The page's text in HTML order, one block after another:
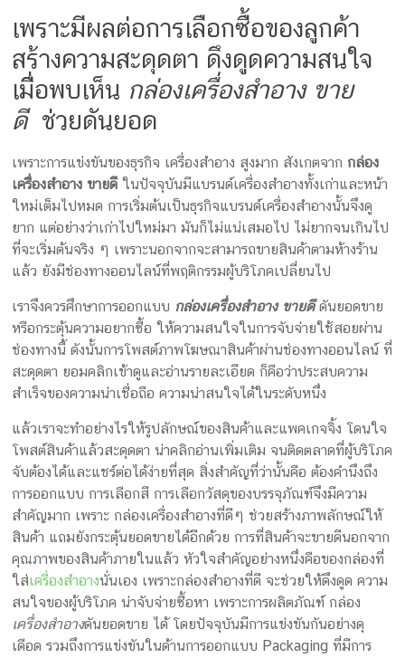
เครื่อง
สำ
อางค์
รับ
ทำ
ครีม
รับ
ทำ
กล่อง
สบู่
รับ
กล่อง
อาหาร
เสริม
โรงงาน
ผลิต
กล่อง
บรรจุ
ภัณฑ์
เพราะมีผลต่อการเลือกซื้อของลูกค้า
สร้างความสะดุดตา ดึงดูดความสนใจ
เมื่ีอพบเห็น กล่องเครื่องสำอาง ขาย
ดี ช่วยดันยอด
เพราะการแข่งขันของธุรกิจ เครื่องสำอาง สูงมาก สังเกตจากกล่อง
เครื่องสำอาง ขายดี ในปัจจุบันมีแบรนด์เครื่องสำอางทั้งเก่าและหน้า
ใหม่เต็มไปหมด การเริ่มต้นเป็นธุรกิจแบรนด์เครื่องสำอางนั้นจึงดู
ยาก แต่อย่างว่าเก่าไปใหม่มา มันก็ไม่แน่เสมอไป ไม่ยากจนเกินไป
ที่จะเริ่มต้นจริง ๆ เพราะนอกจากจะสามารถขายสินค้าตามห้างร้าน
แล้ว ยังมีช่องทางออนไลน์ที่พฤติกรรมผู้บริโภคเปลี่ยนไป
เราจึงควรศึกษาการออกแบบ กล่องเครื่องสำอาง ขายดีดันยอดขาย
หรือกระตุ้นความอยากซื้อ ให้ความสนใจในการจับจ่ายใช้สอยผ่าน
ช่องทางนี้ ดังนั้นการโพสต์ภาพโฆษณาสินค้าผ่านช่องทางออนไลน์ ที่
สะดุดตา ยอมคลิกเข้าดูและอ่านรายละเอียด ก็คือว่าประสบความ
สำเร็จของความน่าเชื่อถือ ความน่าสนใจได้ในระดับหนึ่ง
แล้วเราจะทำอย่างไรให้รูปลักษณ์ของสินค้าและแพคเกจจิ้ง โดนใจ
โพสต์สินค้าแล้วสะดุดตา น่าคลิกอ่านเพิ่มเติม จนติดตลาดที่ผู้บริโภค
จับต้องได้และแชร์ต่อได้ง่ายที่สุด สิ่งสำคัญที่ว่านั้นคือ ต้องคำนึงถึง
การออกแบบ การเลือกสี การเลือกวัสดุของบรรจุภัณฑ์จึงมีความ
สำคัญมาก เพราะ กล่องเครื่องสำอางที่ดีๆ ช่วยสร้างภาพลักษณ์ให้
สินค้า แถมยังกระตุ้นยอดขายได้อีกด้วย การที่สินค้าจะขายดีนอกจาก
คุณภาพของสินค้าภายในแล้ว หัวใจสำคัญอย่างหนึ่งคือของกล่องที่
ใส่เครื่องสำอางนั่นเอง เพราะกล่องสำอางที่ดี จะช่วยให้ดึงดูด ความ
สนใจของผู้บริโภค น่าจับจ่ายซื้อหา เพราะการผลิตภัณฑ์ กล่อง
เครื่องสำอางดันยอดขาย ได้ โดยปัจจุบันมีการแข่งขันกันอย่างดุ
เดือด รวมถึงการแข่งขันในด้านการออกแบบ Packaging ที่มีการ